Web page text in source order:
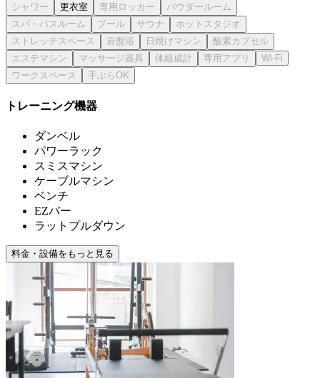
更衣室
トレーニング機器
ダンベル
パワーラック
スミスマシン
ケーブルマシン
ベンチ
EZバー
ラットプルダウン
料金・設備をもっと見る